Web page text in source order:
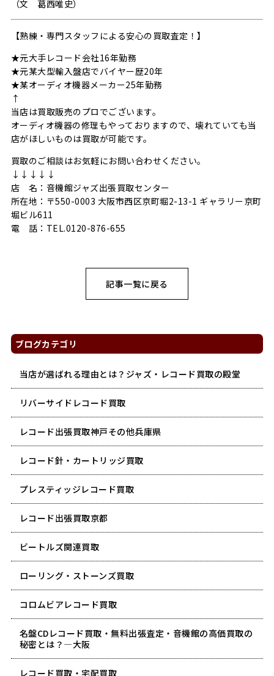
（文 葛西唯史）
【熟練・専門スタッフによる安心の買取査定！】
★元大手レコード会社16年勤務
★元某大型輸入盤店でバイヤー歴20年
★某オーディオ機器メーカー25年勤務
↑
当店は買取販売のプロでございます。
オーディオ機器の修理もやっておりますので、壊れていても当
店がほしいものは買取が可能です。
買取のご相談はお気軽にお問い合わせください。
↓↓↓↓↓
店 名：音機館ジャズ出張買取センター
所在地：〒550-0003 大阪市西区京町堀2-13-1 ギャラリー京町
堀ビル611
電 話：TEL.0120-876-655
記事一覧に戻る
ブログカテゴリ
当店が選ばれる理由とは？ジャズ・レコード買取の殿堂
リバーサイドレコード買取
レコード出張買取神戸その他兵庫県
レコード針・カートリッジ買取
プレスティッジレコード買取
レコード出張買取京都
ビートルズ関連買取
ローリング・ストーンズ買取
コロムビアレコード買取
名盤CDレコード買取・無料出張査定・音機館の高価買取の
秘密とは？―大阪
レコード買取・宅配買取